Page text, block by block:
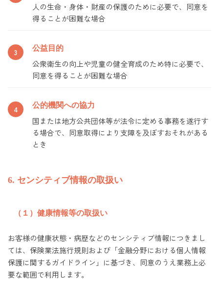
人の生命・身体・財産の保護のために必要で、同意を
得ることが困難な場合
公益目的
公衆衛生の向上や児童の健全育成のため特に必要で、
同意を得ることが困難な場合
公的機関への協力
国または地方公共団体等が法令に定める事務を遂行す
る場合で、同意取得により支障を及ぼすおそれがある
とき
6. センシティブ情報の取扱い
（１）健康情報等の取扱い
お客様の健康状態・病歴などのセンシティブ情報につきまし
ては、保険業法施行規則および「金融分野における個人情報
保護に関するガイドライン」に基づき、同意のうえ業務上必
要な範囲で利用します。